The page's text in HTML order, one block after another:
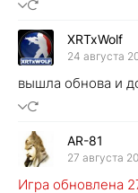
XRTxWolf
24 августа
вышла обнова и
AR-81
27 августа
Игра обновлена